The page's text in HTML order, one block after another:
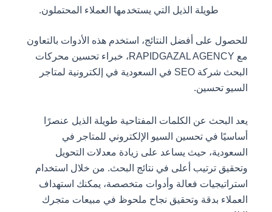
طويلة الذيل التي يستخدمها العملاء المحتملون.
للحصول على أفضل النتائج، استخدم هذه الأدوات بالتعاون
مع RAPIDGAZAL AGENCY، خبراء تحسين محركات
البحث شركة SEO في السعودية في إلكترونية لمتاجر
السيو تحسين.
يعد البحث عن الكلمات المفتاحية طويلة الذيل عنصرًا
أساسيًا في تحسين السيو الإلكتروني للمتاجر في
السعودية، حيث يساعد على زيادة معدلات التحويل
وتحقيق ترتيب أعلى في نتائج البحث. من خلال استخدام
استراتيجيات فعالة وأدوات متخصصة، يمكنك استهداف
العملاء بدقة وتحقيق نجاح ملحوظ في مبيعات متجرك